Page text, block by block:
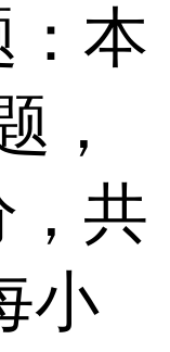
：本
，
，共
小